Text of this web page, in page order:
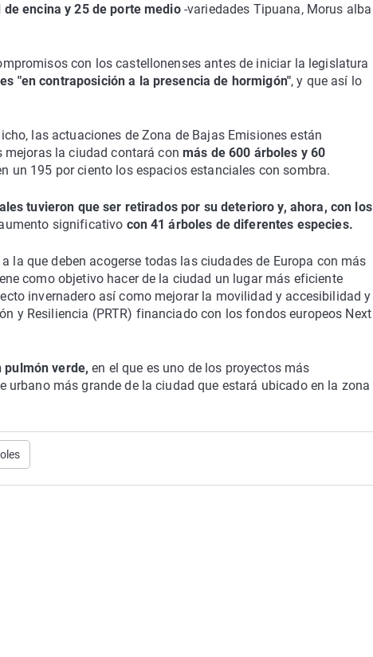
encina y 25 de porte medio-variedades Tipuana, Morus alba
con los castellonenses antes de iniciar la legislatura
"en contraposición a la presencia de hormigón", y que así lo
las actuaciones de Zona de Bajas Emisiones están
mejoras la ciudad contará conmás de 600 árboles y 60
un 195 por ciento los espacios estanciales con sombra.
tuvieron que ser retirados por su deterioro y, ahora, con los
significativo con 41 árboles de diferentes especies.
la que deben acogerse todas las ciudades de Europa con más
como objetivo hacer de la ciudad un lugar más eficiente
invernadero así como mejorar la movilidad y accesibilidad y
y Resiliencia (PRTR) financiado con los fondos europeos Next
verde, en el que es uno de los proyectos más
más grande de la ciudad que estará ubicado en la zona